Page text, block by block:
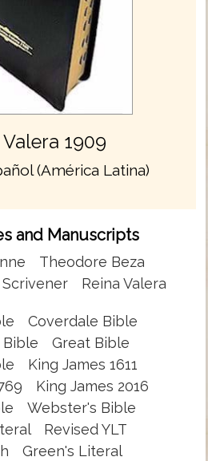
Valera 1909
(América Latina)
and Manuscripts
Theodore Beza
Scrivener Reina Valera
Coverdale Bible
Great Bible
King James 1611
King James 2016
Webster's Bible
Revised YLT
Green's Literal